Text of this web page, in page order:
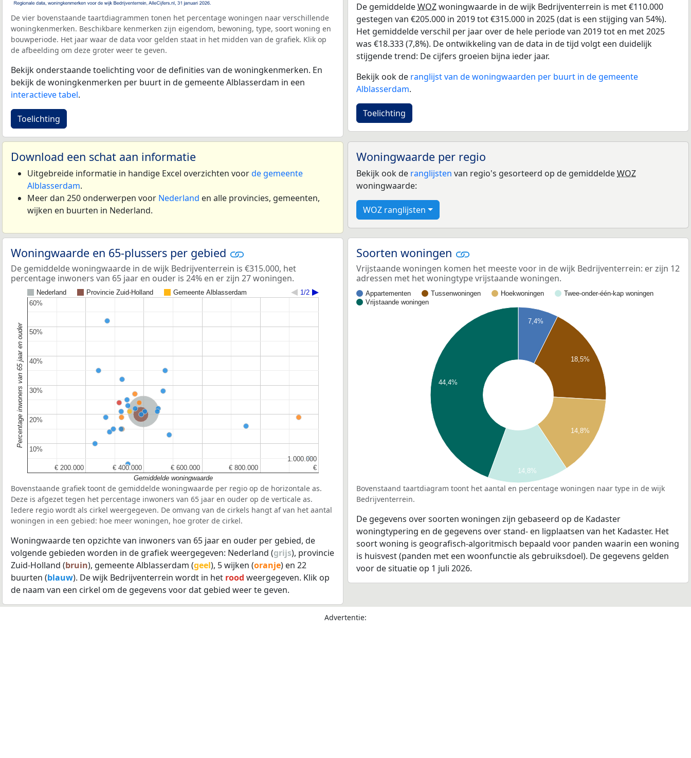
De vier bovenstaande taartdiagrammen tonen het percentage woningen naar verschillende
woningkenmerken. Beschikbare kenmerken zijn eigendom, bewoning, type, soort woning en
bouwperiode. Het jaar waar de data voor gelden staat in het midden van de grafiek. Klik op
de afbeelding om deze groter weer te geven.
Bekijk onderstaande toelichting voor de definities van de woningkenmerken. En
bekijk de woningkenmerken per buurt in de gemeente Alblasserdam in een
interactieve tabel.
Toelichting
De gemiddeldeWOZwoningwaarde in de wijk Bedrijventerrein is met €110.000
gestegen van €205.000 in 2019 tot €315.000 in 2025 (dat is een stijging van 54%).
Het gemiddelde verschil per jaar over de hele periode van 2019 tot en met 2025
was €18.333 (7,8%). De ontwikkeling van de data in de tijd volgt een duidelijk
stijgende trend: De cijfers groeien bijna ieder jaar.
Bekijk ook de ranglijst van de woningwaarden per buurt in de gemeente
Alblasserdam.
Toelichting
Download een schat aan informatie
Uitgebreide informatie in handige Excel overzichten voorde gemeente
Alblasserdam.
Meer dan 250 onderwerpen voor Nederland en alle provincies, gemeenten,
wijken en buurten in Nederland.
Woningwaarde per regio
Bekijk ook de ranglijsten van regio's gesorteerd op de gemiddeldeWOZ
woningwaarde:
WOZ ranglijsten
Woningwaarde en 65-plussers per gebied
De gemiddelde woningwaarde in de wijk Bedrijventerrein is €315.000, het
percentage inwoners van 65 jaar en ouder is 24% en er zijn 27 woningen.
Nederland Provincie Zuid-Holland Gemeente Alblasserdam 1/2
Nederland
Provincie Zuid-Holland
€ 200.000
€ 200.000 € 400.000
€ 400.000 € 600.000
€ 600.000 € 800.000
€ 800.000 €
€
1.000.000
1.000.000
10%
10%
20%
20%
30%
30%
40%
40%
50%
50%
60%
60%
Gemiddelde woningwaarde
Percentage inwoners van 65 jaar en ouder
Bovenstaande grafiek toont de gemiddelde woningwaarde per regio op de horizontale as.
Deze is afgezet tegen het percentage inwoners van 65 jaar en ouder op de verticale as.
Iedere regio wordt als cirkel weergegeven. De omvang van de cirkels hangt af van het aantal
woningen in een gebied: hoe meer woningen, hoe groter de cirkel.
Woningwaarde ten opzichte van inwoners van 65 jaar en ouder per gebied, de
volgende gebieden worden in de grafiek weergegeven: Nederland (grijs), provincie
Zuid-Holland (bruin), gemeente Alblasserdam (geel), 5 wijken (oranje) en 22
buurten (blauw). De wijk Bedrijventerrein wordt in het rood weergegeven. Klik op
de naam van een cirkel om de gegevens voor dat gebied weer te geven.
Soorten woningen
Vrijstaande woningen komen het meeste voor in de wijk Bedrijventerrein: er zijn 12
adressen met het woningtype vrijstaande woningen.
Appartementen Tussenwoningen Hoekwoningen
Twee-onder-één-kap woningen
Vrijstaande woningen
7,4%
18,5%
14,8%
44,4%
14,8%
Bovenstaand taartdiagram toont het aantal en percentage woningen naar type in de wijk
Bedrijventerrein.
De gegevens over soorten woningen zijn gebaseerd op de Kadaster
woningtypering en de gegevens over stand- en ligplaatsen van het Kadaster. Het
soort woning is geografisch-algoritmisch bepaald voor panden waarin een woning
is huisvest (panden met een woonfunctie als gebruiksdoel). De gegevens gelden
voor de situatie op 1 juli 2026.
Advertentie: